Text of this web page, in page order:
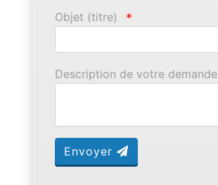
Objet (titre) *
Description de votre demande
Envoyer